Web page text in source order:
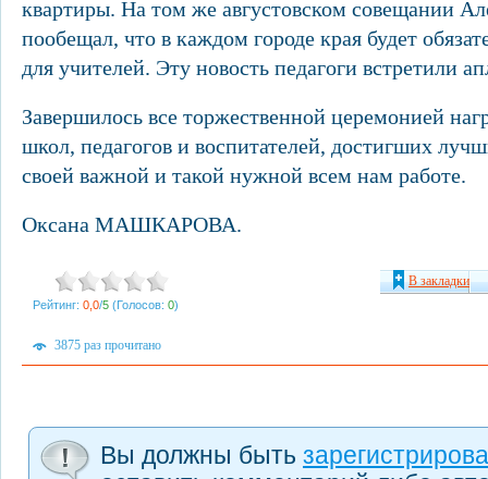
квартиры. На том же августовском совещании
пообещал, что в каждом городе края будет
для учителей. Эту новость педагоги
Завершилось все торжественной церемонией
школ, педагогов и воспитателей, достигших
своей важной и такой нужной всем нам работе.
Оксана МАШКАРОВА.
Рейтинг: 0,0/5 (Голосов: 0)
В закладки
3875 раз прочитано
Вы должны быть